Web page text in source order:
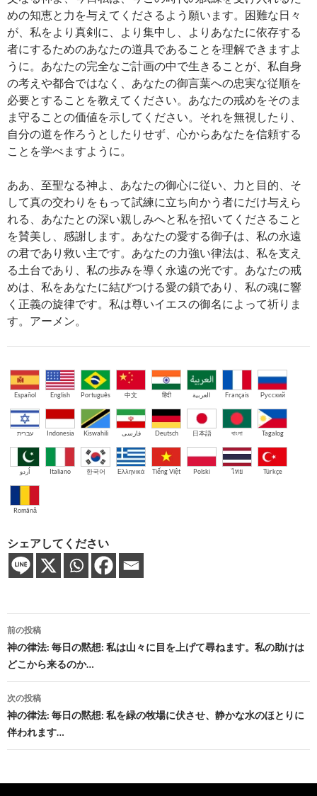
めの知恵と力を与えてくださるよう願います。困難な日々
が、私をより真剣に、より集中し、よりあなたに依存する
者にするためのあなたの道具であることを理解できますよ
うに。あなたの完全なご計画の中で生きることが、私自身
の考えや都合ではなく、あなたの御言葉への忠実な従順を
必要とすることを教えてください。あなたの戒めをそのま
ま守ることの価値を示してください。それを無視したり、
自分の道を作ろうとしたりせず、心からあなたを信頼する
ことを学べますように。
ああ、至聖なる神よ、あなたの御心に従い、力と目的、そ
して真の交わりをもって試練に立ち向かう者にだけ与えら
れる、あなたとの深い親しみへと私を招いてくださること
を賛美し、感謝します。あなたの愛する御子は、私の永遠
の君であり救い主です。あなたの力強い律法は、私を支え
る土台であり、私の歩みを導く永遠の光です。あなたの戒
めは、私をあなたに結びつける愛の鎖であり、私の魂に響
く正義の旋律です。私は尊いイエスの御名によって祈りま
す。アーメン。
Español English Português 中文 हिंदी العربية Français Русский
עברית Indonesia Kiswahili فارسی Deutsch 日本語 বাংলা Tagalog
اُردو Italiano 한국어 Ελληνικά Tiếng Việt Polski ไทย Türkçe
Română
シェアしてください
投
稿
ナ
ビ
ゲ
ー
前の投稿
神の律法: 毎日の黙想: 私は山々に目を上げて尋ねます。私の助けは
どこから来るのか…
次の投稿
神の律法: 毎日の黙想: 私を緑の牧場に伏させ、静かな水のほとりに
伴われます…